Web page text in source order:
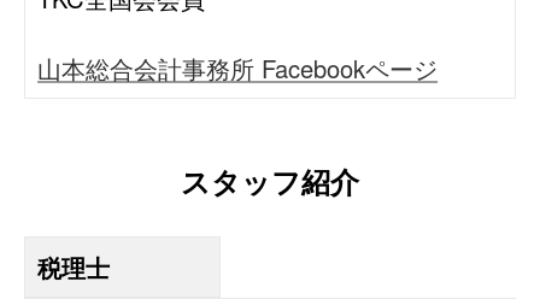
山本総合会計事務所 Facebookページ
スタッフ紹介
税理士